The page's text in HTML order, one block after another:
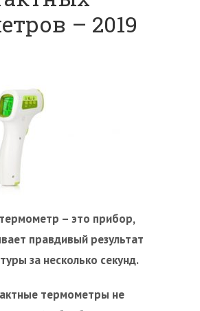
– 2019
– это прибор,
правдивый результат
за несколько секунд.
термометры не